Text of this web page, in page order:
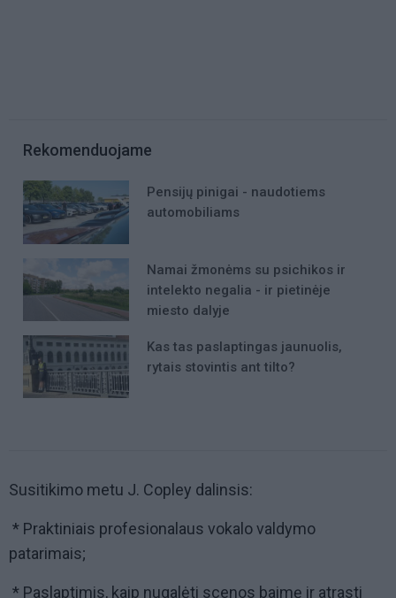
Rekomenduojame
Pensijų pinigai - naudotiems
automobiliams
Namai žmonėms su psichikos ir
intelekto negalia - ir pietinėje
miesto dalyje
Kas tas paslaptingas jaunuolis,
rytais stovintis ant tilto?
Susitikimo metu J. Copley dalinsis:
* Praktiniais profesionalaus vokalo valdymo
patarimais;
* Paslaptimis, kaip nugalėti scenos baimę ir atrasti